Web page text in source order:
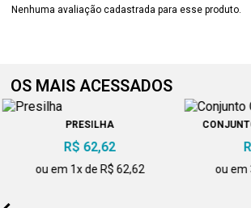
Nenhuma avaliação cadastrada para esse produto.
OS MAIS ACESSADOS
PRESILHA
R$ 62,62
ou em 1x de R$ 62,62 ou em